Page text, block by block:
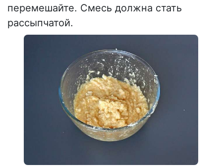
перемешайте. Смесь должна стать
рассыпчатой.